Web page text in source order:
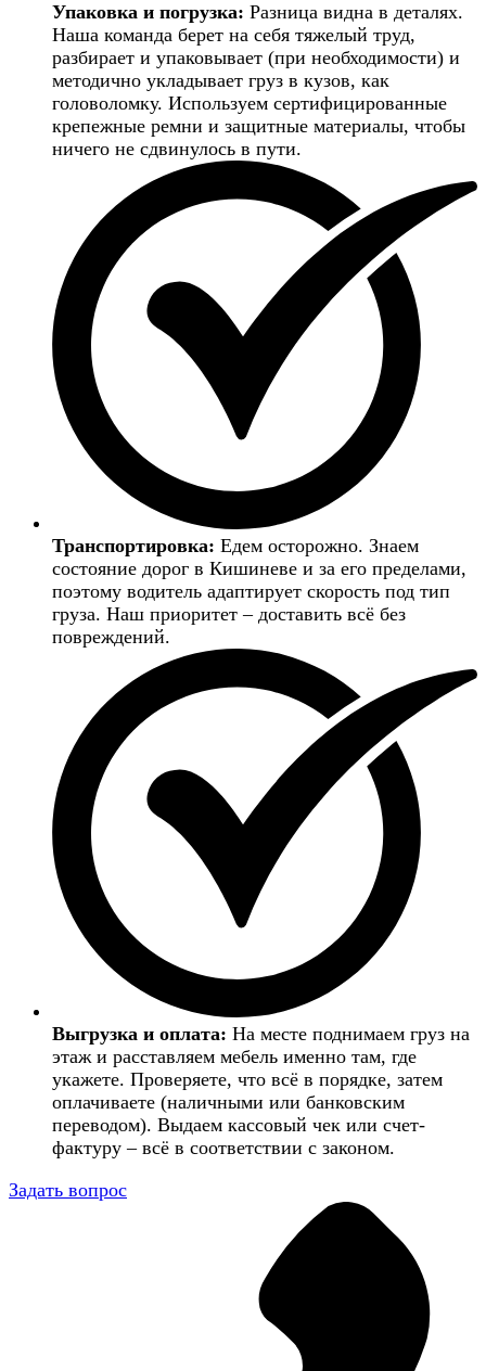
Упаковка и погрузка: Разница видна в деталях.
Наша команда берет на себя тяжелый труд,
разбирает и упаковывает (при необходимости) и
методично укладывает груз в кузов, как
головоломку. Используем сертифицированные
крепежные ремни и защитные материалы, чтобы
ничего не сдвинулось в пути.
Транспортировка: Едем осторожно. Знаем
состояние дорог в Кишиневе и за его пределами,
поэтому водитель адаптирует скорость под тип
груза. Наш приоритет – доставить всё без
повреждений.
Выгрузка и оплата: На месте поднимаем груз на
этаж и расставляем мебель именно там, где
укажете. Проверяете, что всё в порядке, затем
оплачиваете (наличными или банковским
переводом). Выдаем кассовый чек или счет-
фактуру – всё в соответствии с законом.
Задать вопрос